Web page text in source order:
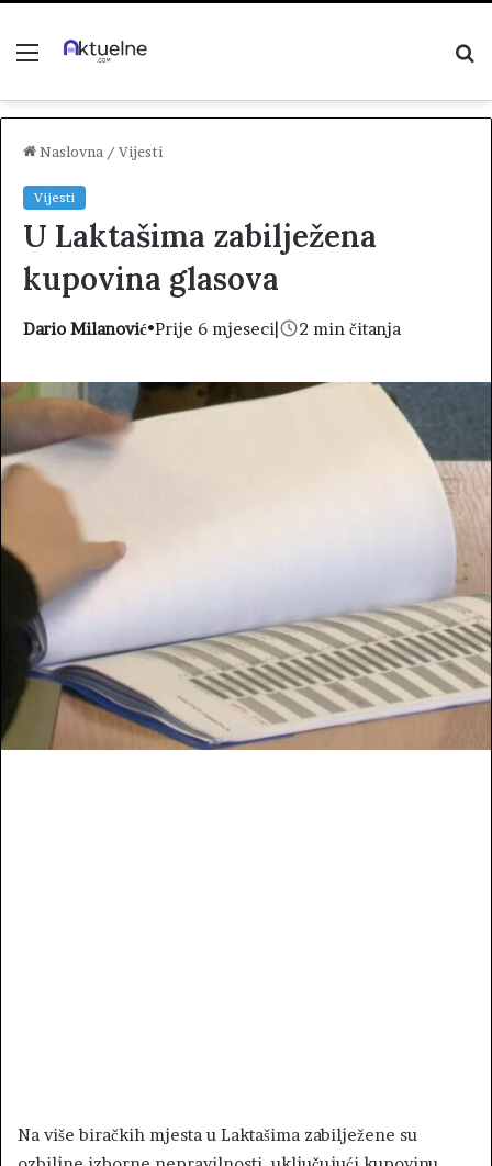
Menu
Naslovna / Vijesti
Vijesti
U Laktašima zabilježena
kupovina glasova
Dario Milanović•Prije 6 mjeseci| 2 min čitanja
Na više biračkih mjesta u Laktašima zabilježene su